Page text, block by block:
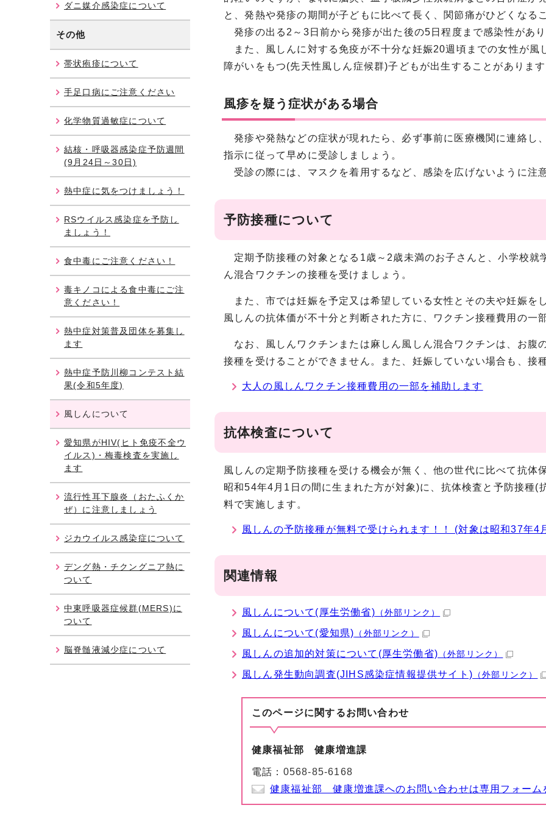
と、発熱や発疹の期間が子どもに比べて長く、関節痛がひどくなる
発疹の出る2～3日前から発疹が出た後の5日程度まで感染性があ
また、風しんに対する免疫が不十分な妊娠20週頃までの女性が風
障がいをもつ(先天性風しん症候群)子どもが出生することがありま
風疹を疑う症状がある場合
発疹や発熱などの症状が現れたら、必ず事前に医療機関に連絡し
指示に従って早めに受診しましょう。
受診の際には、マスクを着用するなど、感染を広げないように注
予防接種について
定期予防接種の対象となる1歳～2歳未満のお子さんと、小学校就
ん混合ワクチンの接種を受けましょう。
また、市では妊娠を予定又は希望している女性とその夫や妊娠を
風しんの抗体価が不十分と判断された方に、ワクチン接種費用の一
なお、風しんワクチンまたは麻しん風しん混合ワクチンは、お腹
接種を受けることができません。また、妊娠していない場合も、接
大人の風しんワクチン接種費用の一部を補助します
抗体検査について
風しんの定期予防接種を受ける機会が無く、他の世代に比べて抗
昭和54年4月1日の間に生まれた方が対象)に、抗体検査と予防接種(
料で実施します。
風しんの予防接種が無料で受けられます！！ (対象は昭和37年
関連情報
風しんについて(厚生労働省) （外部リンク）
風しんについて(愛知県) （外部リンク）
風しんの追加的対策について(厚生労働省) （外部リンク）
風しん発生動向調査(JIHS感染症情報提供サイト) （外部リンク）
このページに関するお問い合わせ
健康福祉部 健康増進課
電話： 0568-85-6168
健康福祉部 健康増進課へのお問い合わせは専用フォーム
ダニ媒介感染症について
その他
帯状疱疹について
手足口病にご注意ください
化学物質過敏症について
結核・呼吸器感染症予防週間
(9月24日～30日)
熱中症に気をつけましょう！
RSウイルス感染症を予防し
ましょう！
食中毒にご注意ください！
毒キノコによる食中毒にご注
意ください！
熱中症対策普及団体を募集し
ます
熱中症予防川柳コンテスト結
果(令和5年度)
風しんについて
愛知県がHIV(ヒト免疫不全ウ
イルス)・梅毒検査を実施し
ます
流行性耳下腺炎（おたふくか
ぜ）に注意しましょう
ジカウイルス感染症について
デング熱・チクングニア熱に
ついて
中東呼吸器症候群(MERS)に
ついて
脳脊髄液減少症について